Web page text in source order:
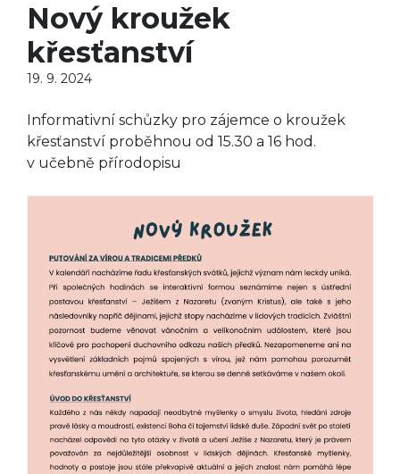
Nový kroužek
křesťanství
19. 9. 2024
Informativní schůzky pro zájemce o kroužek
křesťanství proběhnou od 15.30 a 16 hod.
v učebně přírodopisu